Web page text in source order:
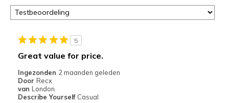
of
door
href="javascript:location.href=location.pathname;">hier</a>
page
met
de
migratiegeschiedenis
5
Great value for price.
Ingezonden 2 maanden geleden
Door Recx
van London
Describe Yourself Casual